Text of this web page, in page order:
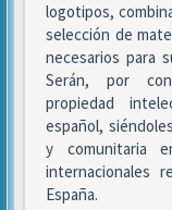
logotipos,
selección de
necesarios para
Serán, por
propiedad
español,
y comunitaria
internacionales
España.